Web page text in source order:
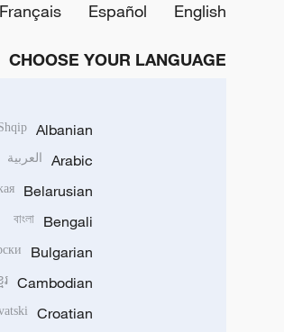
English
Español
Français
CHOOSE YOUR LANGUAGE
Albanian
Arabic العربية
Belarusian
Bengali
বাংলা
Bulgarian
Cambodian
រ
Croatian